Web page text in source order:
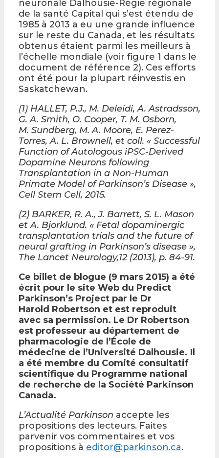
neuronale Dalhousie-Régie régionale
de la santé Capital qui s’est étendu de
1985 à 2013 a eu une grande influence
sur le reste du Canada, et les résultats
obtenus étaient parmi les meilleurs à
l’échelle mondiale (voir figure 1 dans le
document de référence 2). Ces efforts
ont été pour la plupart réinvestis en
Saskatchewan.
(1) HALLET, P.J., M. Deleidi, A. Astradsson,
G. A. Smith, O. Cooper, T. M. Osborn,
M. Sundberg, M. A. Moore, E. Perez-
Torres, A. L. Brownell, et coll. « Successful
Function of Autologous iPSC-Derived
Dopamine Neurons following
Transplantation in a Non-Human
Primate Model of Parkinson’s Disease »,
Cell Stem Cell, 2015.
(2) BARKER, R. A., J. Barrett, S. L. Mason
et A. Bjorklund. « Fetal dopaminergic
transplantation trials and the future of
neural grafting in Parkinson’s disease »,
The Lancet Neurology,12 (2013), p. 84-91.
Ce billet de blogue (9 mars 2015) a été
écrit pour le site Web du Predict
Parkinson’s Project par le Dr
Harold Robertson et est reproduit
avec sa permission. Le Dr Robertson
est professeur au département de
pharmacologie de l’École de
médecine de l’Université Dalhousie. Il
a été membre du Comité consultatif
scientifique du Programme national
de recherche de la Société Parkinson
Canada.
L’Actualité Parkinson accepte les
propositions des lecteurs. Faites
parvenir vos commentaires et vos
propositions à editor@parkinson.ca.